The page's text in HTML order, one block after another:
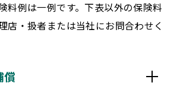
料例は一例です。下表以外の保険料
店・扱者または当社にお問合わせく
償